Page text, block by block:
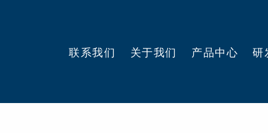
联系我们 关于我们 产品中心 研